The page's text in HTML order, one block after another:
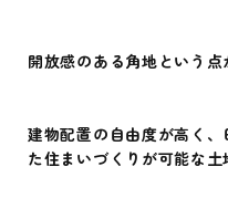
開放感のある角地という点
建物配置の自由度が高く
た住まいづくりが可能な土